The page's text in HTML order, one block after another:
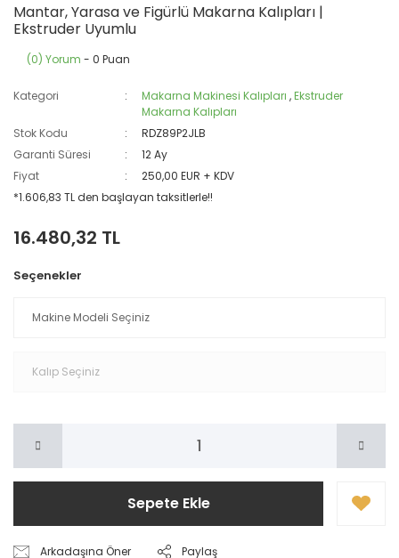
Mantar, Yarasa ve Figürlü Makarna Kalıpları |
Ekstruder Uyumlu
(0) Yorum - 0 Puan
Kategori Makarna Makinesi Kalıpları ,Ekstruder
Makarna Kalıpları
Stok Kodu
RDZ89P2JLB
Garanti Süresi
12 Ay
Fiyat
250,00 EUR + KDV
*1.606,83 TL den başlayan taksitlerle!!
16.480,32 TL
Seçenekler
Sepete Ekle
Arkadaşına Öner Paylaş